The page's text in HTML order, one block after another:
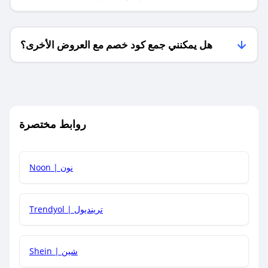
فقط؟
هل يمكنني جمع كود خصم مع العروض الأخرى؟
كم مدة صلاحية كود الخصم؟
روابط مختصرة
Noon | نون
Trendyol | ترينديول
Shein | شين